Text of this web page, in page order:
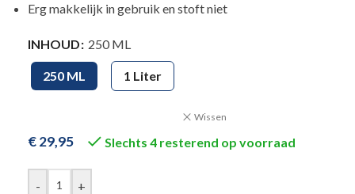
Erg makkelijk in gebruik en stoft niet
INHOUD 250 ML
250 ML 1 Liter
Wissen
€29,95 Slechts 4 resterend op voorraad
- +
Alternative: